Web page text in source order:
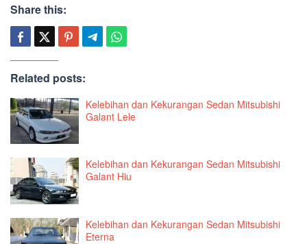
Share this:
Related posts:
Kelebihan dan Kekurangan Sedan Mitsubishi
Galant Lele
Kelebihan dan Kekurangan Sedan Mitsubishi
Galant Hiu
Kelebihan dan Kekurangan Sedan Mitsubishi
Eterna